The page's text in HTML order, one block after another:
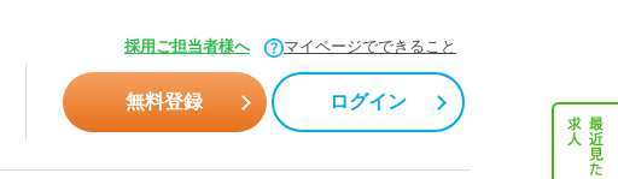
採用ご担当者様へ マイページでできること
無料登録 ログイン